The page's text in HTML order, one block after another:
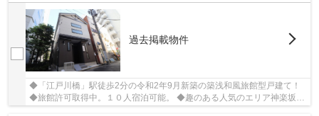
過去掲載物件
◆「江戸川橋」駅徒歩2分の令和2年9月新築の築浅和風旅館型戸建て！
◆旅館許可取得中。１０人宿泊可能。 ◆趣のある人気のエリア神楽坂に
佇む、和風モダンなおしゃれな外観♪